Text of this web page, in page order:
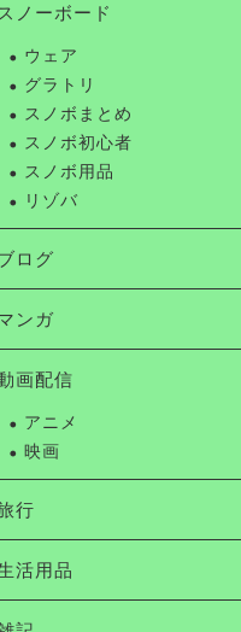
スノーボード
ウェア
グラトリ
スノボまとめ
スノボ初心者
スノボ用品
リゾバ
ログ
ンガ
画配信
アニメ
映画
行
活用品